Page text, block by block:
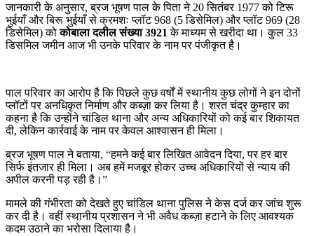
जानकारी के अनुसार, ब्रज भूषण पाल के पिता ने 20 सितंबर 1977 को टिरू
भुईयाँ और बिरू भुईयाँ से क्रमशः प्लॉट 968 (5 डिसेमिल) और प्लॉट 969 (28
डिसेमिल) कोकोबाला दलील संख्या 3921 के माध्यम से खरीदा था। कुल 33
डिसमिल जमीन आज भी उनके परिवार के नाम पर पंजीकृत है।
पाल परिवार का आरोप है कि पिछले कुछ वर्षों में स्थानीय कुछ लोगों ने इन दोनों
प्लॉटों पर अनधिकृत निर्माण और कब्ज़ा कर लिया है। शरत चंद्र कुम्हार का
कहना है कि उन्होंने चांडिल थाना और अन्य अधिकारियों को कई बार शिकायत
दी, लेकिन कार्रवाई के नाम पर केवल आश्वासन ही मिला।
ब्रज भूषण पाल ने बताया, “हमने कई बार लिखित आवेदन दिया, पर हर बार
सिर्फ इंतजार ही मिला। अब हमें मजबूर होकर उच्च अधिकारियों से न्याय की
अपील करनी पड़ रही है।”
मामले की गंभीरता को देखते हुए चांडिल थाना पुलिस ने केस दर्ज कर जांच शुरू
कर दी है। वहीं स्थानीय प्रशासन ने भी अवैध कब्ज़ा हटाने के लिए आवश्यक
कदम उठाने का भरोसा दिलाया है।